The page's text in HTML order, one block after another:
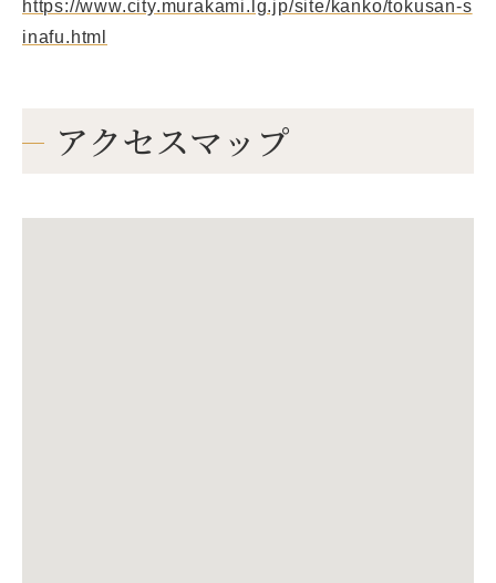
https://www.city.murakami.lg.jp/site/kanko/tokusan-s
inafu.html
アクセスマップ